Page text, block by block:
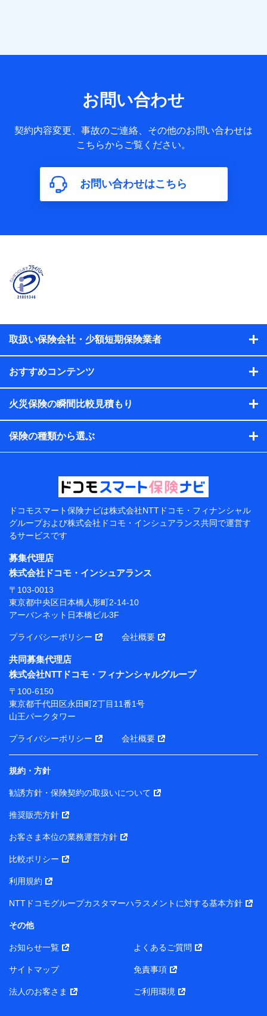
送信履歴などの情報）が含まれます。
約に関する情報。例として、保険契約者及び被保険者の氏
名、住所、生年月日、性別、保険契約者と被保険者の関係、
保険加入の目的、保険商品の内容、保険料、保険料のお支払
年数などの情報、ペットの種類や年齢などの情報などが含ま
れます。
【共同して利用する者の範囲】
株式会社NTTドコモ
当社又は株式会社NTTドコモが提供する保険関連サービスに
おけるユーザ登録受付および管理のため
当社又は株式会社NTTドコモと取引のあるもしくは委託を受
れらに付帯、関連する当社、株式会社NTTドコモおよび提携
会社のサービスを案内、提供するため
析して、お客さまの趣味・嗜好・傾向に応じたサービス・商
各種セミナーの開催のため
コンサルティングサービスの実施のため
アンケートやキャンペーン等の実施のため
上記に係る案内・手続き・管理等付帯業務を行うため
当該個人データを取り扱う各共同利用者（詳細は次のと
東京都千代田区永田町2丁目11番1号 山王パークタワー
株式会社NTTドコモ 代表取締役社長 前田 義晃
東京都中央区日本橋人形町2-14-10 アーバンネット日
本橋ビル 3F
長 吉村 忠義
※ 当社および株式会社NTTドコモは、お客さまの情報
ソナルデータ憲章」に定める行動原則を順守します 。
※ パーソナルデータダッシュボードの「第三者提供の
管理」の設定状態にかかわらず、共同利用する場合があ
ります。
※ dポイントクラブ会員ではないお客さま（2019年12
月11日以降、一度もdポイントクラブ会員であったこと
がないお客さまに限る）に関する、2019年12月10日以
前に取得した個人データは、こちら の利用目的の範囲内
当社は株式会社NTTドコモ・フィナンシャルグループ
との間で、以下のとおり個人データを共同利用しま
す。
【共同して利用される利用データの項目】
当社または株式会社NTTドコモ・フィナンシャルグルー
の個人データ
基本情報
性、連絡先、dポイントサービスのご利用に関する情報。例
所、dポイント残高、dポイント利用履歴などが含まれます。
当社または株式会社NTTドコモ・フィナンシャルグループが
報。例として、当社または株式会社NTTドコモ・フィナンシ
履歴インターネット利用時の行動に関する情報、アプリケー
お問い合わせ
契約内容変更、事故のご連絡、その他のお問い合わせは
こちらからご覧ください。
お問い合わせはこちら
取扱い保険会社・少額短期保険業者
おすすめコンテンツ
火災保険の瞬間比較見積もり
保険の種類から選ぶ
ドコモスマート保険ナビは株式会社NTTドコモ・フィナンシャル
グループおよび株式会社ドコモ・インシュアランス共同で運営す
るサービスです
募集代理店
株式会社ドコモ・インシュアランス
〒103-0013
東京都中央区日本橋人形町2-14-10
アーバンネット日本橋ビル3F
プライバシーポリシー 会社概要
共同募集代理店
株式会社NTTドコモ・フィナンシャルグループ
〒100-6150
東京都千代田区永田町2丁目11番1号
山王パークタワー
プライバシーポリシー 会社概要
規約・方針
勧誘方針・保険契約の取扱いについて
推奨販売方針
お客さま本位の業務運営方針
比較ポリシー
利用規約
NTTドコモグループカスタマーハラスメントに対する基本方針
その他
お知らせ一覧 よくあるご質問
サイトマップ 免責事項
法人のお客さま ご利用環境